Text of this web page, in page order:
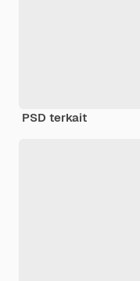
PSD terkait